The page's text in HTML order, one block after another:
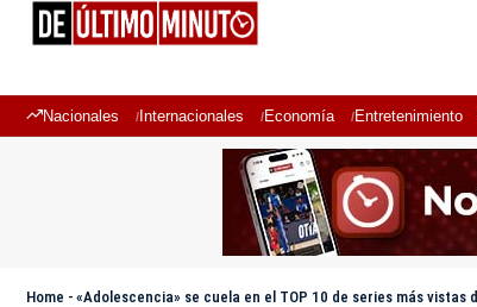
Nacionales Internacionales Economía Entretenimiento
Home - «Adolescencia» se cuela en el TOP 10 de series más vistas